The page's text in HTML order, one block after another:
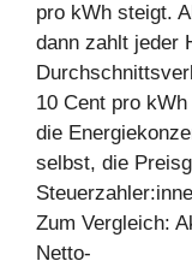
pro kWh steigt.
dann zahlt jeder
10 Cent pro
die
selbst, die
Zum Vergleich:
Netto-